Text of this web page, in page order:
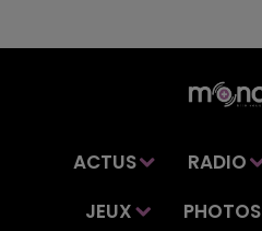
ACTUS RADIO
JEUX
PHOTOS